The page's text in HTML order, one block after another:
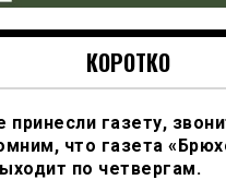
КОРОТКО
принесли газету,
что газета
по четвергам.